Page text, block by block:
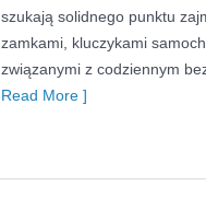
szukają solidnego punktu
zamkami, kluczykami
związanymi z codziennym
Read More ]